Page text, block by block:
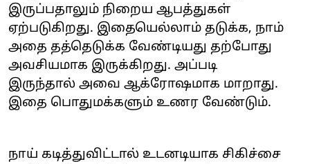
இருப்பதாலும் நிறைய ஆபத்துகள்
ஏற்படுகிறது. இதையெல்லாம் தடுக்க, நாம்
அதை தத்தெடுக்க வேண்டியது தற்போது
அவசியமாக இருக்கிறது. அப்படி
இருந்தால் அவை ஆக்ரோஷமாக மாறாது.
இதை பொதுமக்களும் உணர வேண்டும்.
நாய் கடித்துவிட்டால் உடனடியாக சிகிச்சை